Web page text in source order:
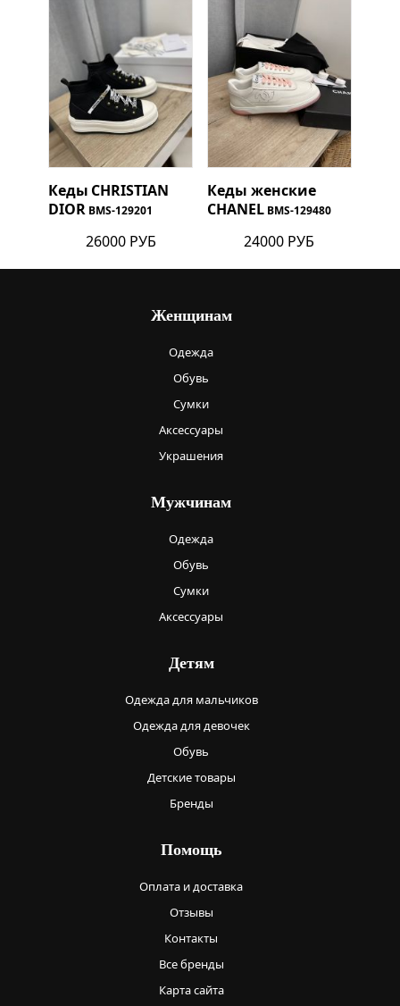
Кеды CHRISTIAN
DIOR BMS-129201
26000 РУБ
Кеды женские
CHANEL BMS-129480
24000 РУБ
Женщинам
Одежда
Обувь
Сумки
Аксессуары
Украшения
Мужчинам
Одежда
Обувь
Сумки
Аксессуары
Детям
Одежда для мальчиков
Одежда для девочек
Обувь
Детские товары
Бренды
Помощь
Оплата и доставка
Отзывы
Контакты
Все бренды
Карта сайта